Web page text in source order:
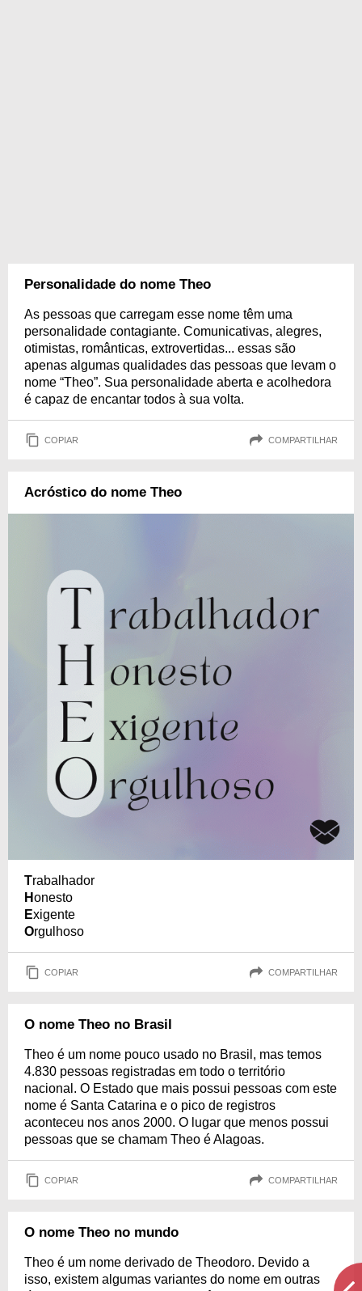
Personalidade do nome Theo
As pessoas que carregam esse nome têm uma
personalidade contagiante. Comunicativas, alegres,
otimistas, românticas, extrovertidas... essas são
apenas algumas qualidades das pessoas que levam o
nome “Theo”. Sua personalidade aberta e acolhedora
é capaz de encantar todos à sua volta.
COPIAR COMPARTILHAR
Acróstico do nome Theo
Trabalhador
Honesto
Exigente
Orgulhoso
COPIAR COMPARTILHAR
O nome Theo no Brasil
Theo é um nome pouco usado no Brasil, mas temos
4.830 pessoas registradas em todo o território
nacional. O Estado que mais possui pessoas com este
nome é Santa Catarina e o pico de registros
aconteceu nos anos 2000. O lugar que menos possui
pessoas que se chamam Theo é Alagoas.
COPIAR COMPARTILHAR
O nome Theo no mundo
Theo é um nome derivado de Theodoro. Devido a
isso, existem algumas variantes do nome em outras